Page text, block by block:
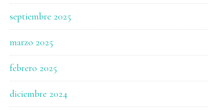
septiembre 2025
marzo 2025
febrero 2025
diciembre 2024